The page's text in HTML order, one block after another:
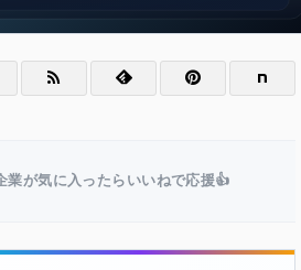
業が気に入ったらいいねで応援👍